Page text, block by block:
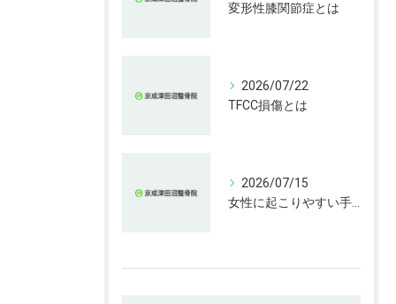
変形性膝関節症とは
2026/07/22
TFCC損傷とは
2026/07/15